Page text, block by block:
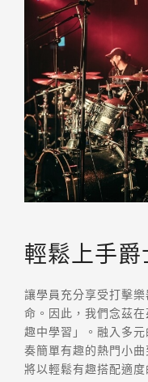
輕鬆上手爵
讓學員充分享受打擊
命。因此，我們念茲
趣中學習」。融入多
奏簡單有趣的熱門小
將以輕鬆有趣搭配適